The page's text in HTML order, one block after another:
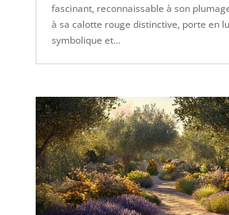
fascinant, reconnaissable à son
à sa calotte rouge distinctive, porte en
symbolique et...